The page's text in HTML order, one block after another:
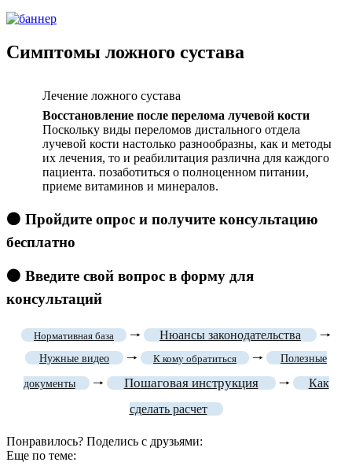
Симптомы ложного сустава
Лечение ложного сустава
Восстановление после перелома лучевой кости
Поскольку виды переломов дистального отдела
лучевой кости настолько разнообразны, как и методы
их лечения, то и реабилитация различна для каждого
пациента. позаботиться о полноценном питании,
приеме витаминов и минералов.
🟠 Пройдите опрос и получите консультацию
бесплатно
🟠 Введите свой вопрос в форму для
консультаций
Нормативная база 🠒 Нюансы законодательства 🠒
Нужные видео 🠒 К кому обратиться 🠒 Полезные
документы 🠒 Пошаговая инструкция 🠒
Как
сделать расчет
Понравилось? Поделись с друзьями:
Еще по теме: